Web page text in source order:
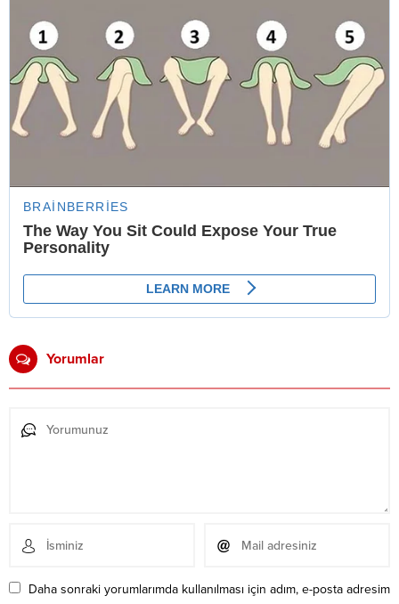
Yorumlar
Daha sonraki yorumlarımda kullanılması için adım, e-posta adresim